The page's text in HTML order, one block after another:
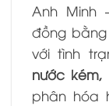
Anh Minh
đồng
với tình
nước
phân hóa